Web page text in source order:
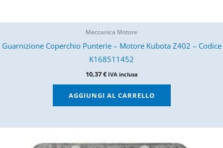
Meccanica Motore
Guarnizione Coperchio Punterie – Motore Kubota Z402 – Codice
K168511452
10,37€ IVA inclusa
AGGIUNGI AL CARRELLO